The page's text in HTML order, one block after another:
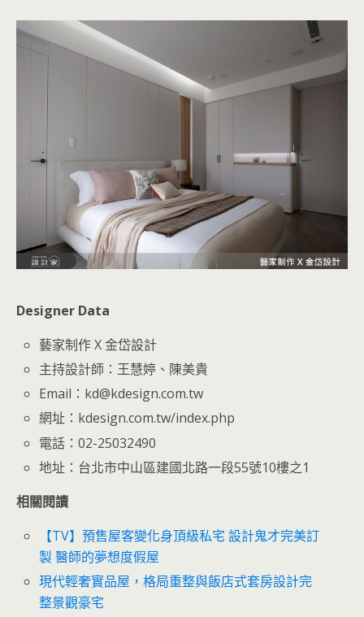
Designer Data
藝家制作 X 金岱設計
主持設計師：王慧婷、陳美貴
Email：kd@kdesign.com.tw
網址：kdesign.com.tw/index.php
電話：02-25032490
地址：台北市中山區建國北路一段55號10樓之1
相關閱讀
【TV】預售屋客變化身頂級私宅 設計鬼才完美訂
製 醫師的夢想度假屋
現代輕奢實品屋，格局重整與飯店式套房設計完
整景觀豪宅